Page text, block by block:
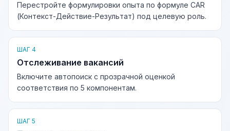
Перестройте формулировки опыта по формуле CAR
(Контекст-Действие-Результат) под целевую роль.
ШАГ 4
Отслеживание вакансий
Включите автопоиск с прозрачной оценкой
соответствия по 5 компонентам.
ШАГ 5